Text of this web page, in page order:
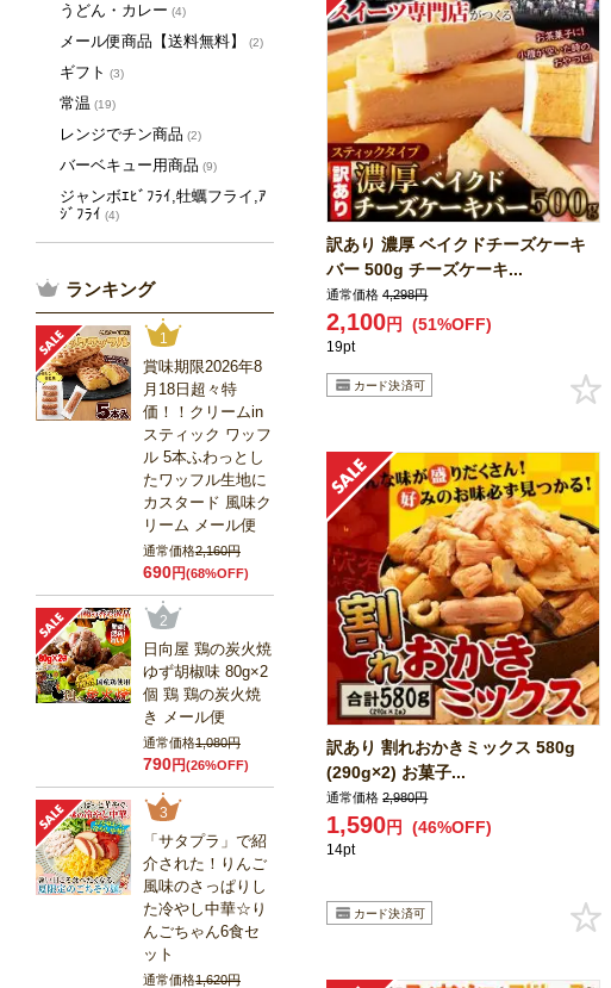
訳あり 濃厚 ベイクドチーズケーキ
バー 500g チーズケーキ...
通常価格 4,298円
2,100円 (51%OFF)
19pt
訳あり 割れおかきミックス 580g
(290g×2) お菓子...
通常価格 2,980円
1,590円 (46%OFF)
14pt
うどん・カレー (4)
メール便商品【送料無料】 (2)
ギフト (3)
常温 (19)
レンジでチン商品 (2)
バーベキュー用商品 (9)
ジャンボｴﾋﾞﾌﾗｲ,牡蠣フライ,ｱ
ｼﾞﾌﾗｲ (4)
ランキング
1
賞味期限2026年8
月18日超々特
価！！クリームin
スティック ワッフ
ル 5本ふわっとし
たワッフル生地に
カスタード 風味ク
リーム メール便
通常価格2,160円
690円(68%OFF)
2
日向屋 鶏の炭火焼
ゆず胡椒味 80g×2
個 鶏 鶏の炭火焼
き メール便
通常価格1,080円
790円(26%OFF)
3
「サタプラ」で紹
介された！りんご
風味のさっぱりし
た冷やし中華☆り
んごちゃん6食セ
ット
通常価格1,620円